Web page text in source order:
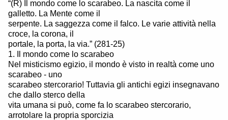
“(R) Il mondo come lo scarabeo. La nascita come il
galletto. La Mente come il
serpente. La saggezza come il falco. Le varie attività nella
croce, la corona, il
portale, la porta, la via.” (281-25)
1. Il mondo come lo scarabeo
Nel misticismo egizio, il mondo è visto in realtà come uno
scarabeo - uno
scarabeo stercorario! Tuttavia gli antichi egizi insegnavano
che dallo sterco della
vita umana si può, come fa lo scarabeo stercorario,
arrotolare la propria sporcizia